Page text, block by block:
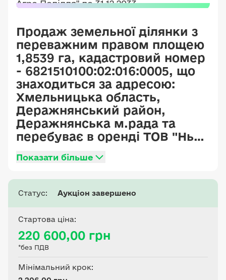
Продаж земельної ділянки з
переважним правом площею
1,8539 га, кадастровий номер
- 6821510100:02:016:0005, що
знаходиться за адресою:
Хмельницька область,
Деражнянський район,
Деражнянська м.рада та
перебуває в оренді ТОВ "Нью
Показати більше
Статус: Аукціон завершено
Стартова ціна:
220 600,00 грн
*без ПДВ
Мінімальний крок: